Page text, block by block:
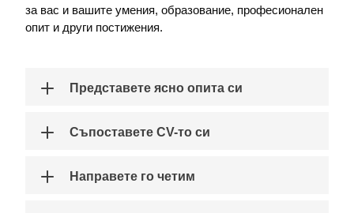
за вас и вашите умения, образование, професионален
опит и други постижения.
Представете ясно опита си
Съпоставете CV-то си
Направете го четим